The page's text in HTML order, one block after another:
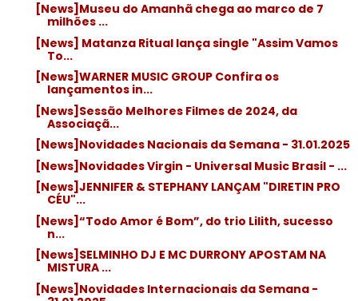
[News]Museu do Amanhã chega ao marco de 7
milhões ...
[News] Matanza Ritual lança single "Assim Vamos
To...
[News]WARNER MUSIC GROUP Confira os
lançamentos in...
[News]Sessão Melhores Filmes de 2024, da
Associaçã...
[News]Novidades Nacionais da Semana - 31.01.2025
[News]Novidades Virgin - Universal Music Brasil - ...
[News]JENNIFER & STEPHANY LANÇAM "DIRETIN PRO
CÉU"...
[News]“Todo Amor é Bom”, do trio Lilith, sucesso
n...
[News]SELMINHO DJ E MC DURRONY APOSTAM NA
MISTURA ...
[News]Novidades Internacionais da Semana -